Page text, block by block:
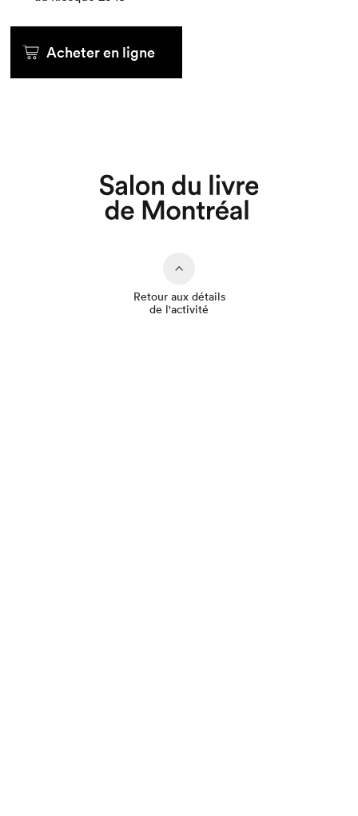
Acheter en ligne
Retour aux détails
de l'activité